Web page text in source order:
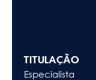
TITULAÇÃO
Especialista